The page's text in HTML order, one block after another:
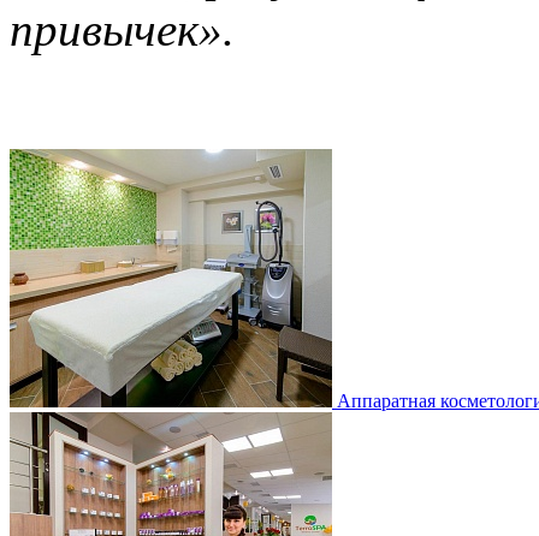
привычек».
Аппаратная